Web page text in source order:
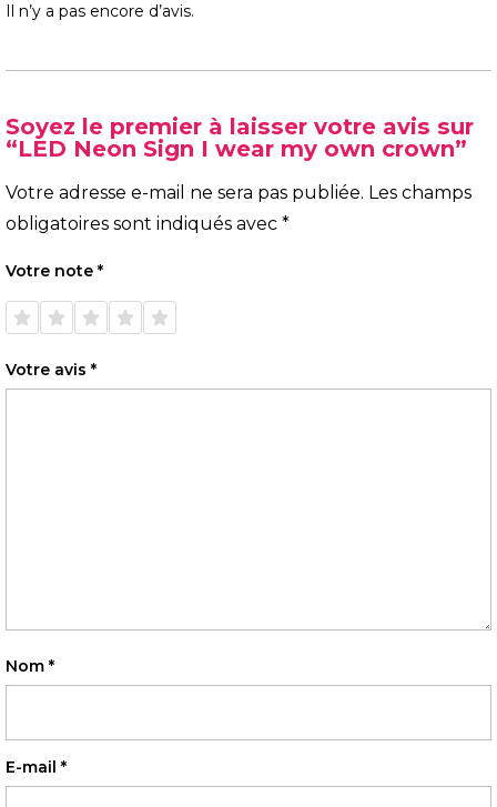
Il n’y a pas encore d’avis.
Soyez le premier à laisser votre avis sur
“LED Neon Sign I wear my own crown”
Votre adresse e-mail ne sera pas publiée. Les champs
obligatoires sont indiqués avec *
Votre note *
1 étoile
sur 5
2 étoiles
sur 5
3 étoiles
sur 5
4 étoiles
sur 5
5 étoiles
sur 5
Votre avis *
Nom *
E-mail *